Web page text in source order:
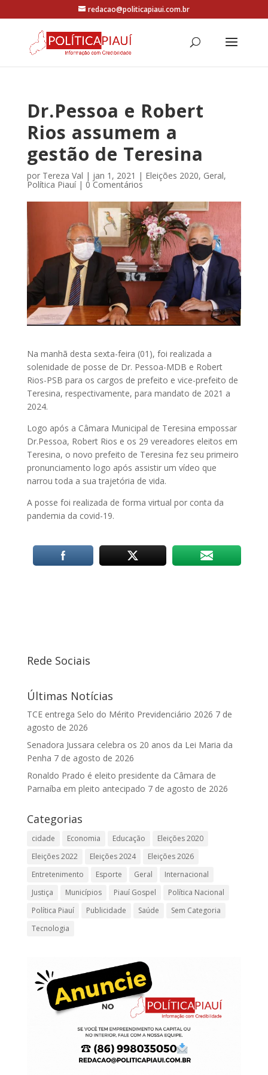
redacao@politicapiaui.com.br
Dr.Pessoa e Robert
Rios assumem a
gestão de Teresina
por Tereza Val | jan 1, 2021 | Eleições 2020, Geral,
Política Piauí| 0 Comentários
Na manhã desta sexta-feira (01), foi realizada a
solenidade de posse de Dr. Pessoa-MDB e Robert
Rios-PSB para os cargos de prefeito e vice-prefeito de
Teresina, respectivamente, para mandato de 2021 a
2024.
Logo após a Câmara Municipal de Teresina empossar
Dr.Pessoa, Robert Rios e os 29 vereadores eleitos em
Teresina, o novo prefeito de Teresina fez seu primeiro
pronunciamento logo após assistir um vídeo que
narrou toda a sua trajetória de vida.
A posse foi realizada de forma virtual por conta da
pandemia da covid-19.
Rede Sociais
Últimas Notícias
TCE entrega Selo do Mérito Previdenciário 2026 7 de
agosto de 2026
Senadora Jussara celebra os 20 anos da Lei Maria da
Penha 7 de agosto de 2026
Ronaldo Prado é eleito presidente da Câmara de
Parnaíba em pleito antecipado 7 de agosto de 2026
Categorias
cidade Economia Educação
Eleições 2020
Eleições 2022
Eleições 2024
Eleições 2026
Entretenimento
Esporte Geral
Internacional
Justiça
Municípios Piauí Gospel
Política Nacional
Política Piauí
Publicidade Saúde
Sem Categoria
Tecnologia